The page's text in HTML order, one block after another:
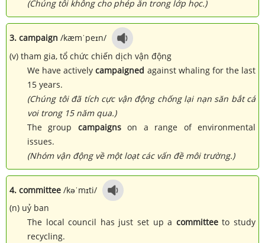
(Chúng tôi không cho phép ăn trong lớp học.)
3. campaign /kæmˈpeɪn/
(v) tham gia, tổ chức chiến dịch vận động
We have activelycampaigned against whaling for the last
15 years.
(Chúng tôi đã tích cực vận động chống lại nạn săn bắt cá
voi trong 15 năm qua.)
The group campaignson a range of environmental
issues.
(Nhóm vận động về một loạt các vấn đề môi trường.)
4. committee /kəˈmɪti/
(n) uỷ ban
The local council has just set up a committeeto study
recycling.